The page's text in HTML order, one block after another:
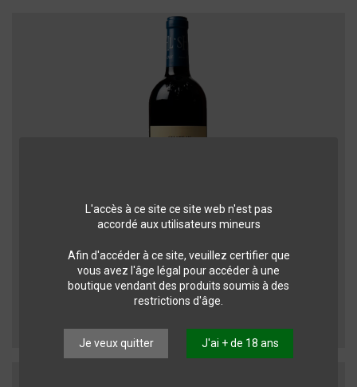
L'accès à ce site ce site web n'est pas
accordé aux utilisateurs mineurs
Afin d'accéder à ce site, veuillez certifier que
vous avez l'âge légal pour accéder à une
boutique vendant des produits soumis à des
restrictions d'âge.
Je veux quitter J'ai + de 18 ans
Vins de Bordeaux
Château SMITH HAUT LAFITTE Rouge - 0.75 L 11
Pessac-Léognan